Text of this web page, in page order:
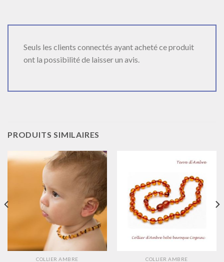
Seuls les clients connectés ayant acheté ce produit
ont la possibilité de laisser un avis.
PRODUITS SIMILAIRES
COLLIER AMBRE COLLIER AMBRE